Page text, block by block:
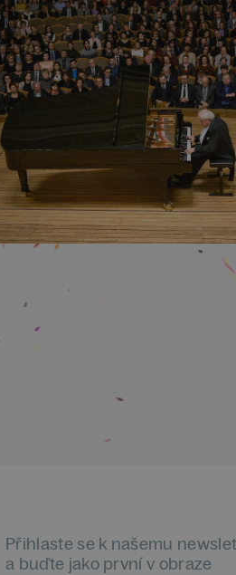
Přihlaste se k našemu
a buďte jako první v obraze